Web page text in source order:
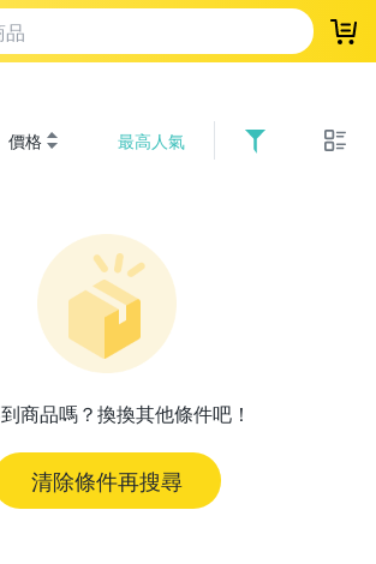
登
價格 最高人氣
商品嗎？換換其他條件吧！
清除條件再搜尋